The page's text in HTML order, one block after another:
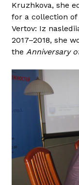
a
n
a
I
s
h
k
i
Kruzhkova, she
for a collection of
Vertov: Iz
2017–2018, she
the Anniversary